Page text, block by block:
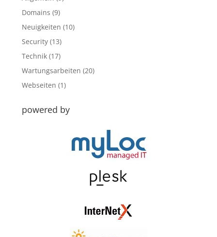
Domains (9)
Neuigkeiten (10)
Security(13)
Technik(17)
Wartungsarbeiten (20)
Webseiten (1)
powered by